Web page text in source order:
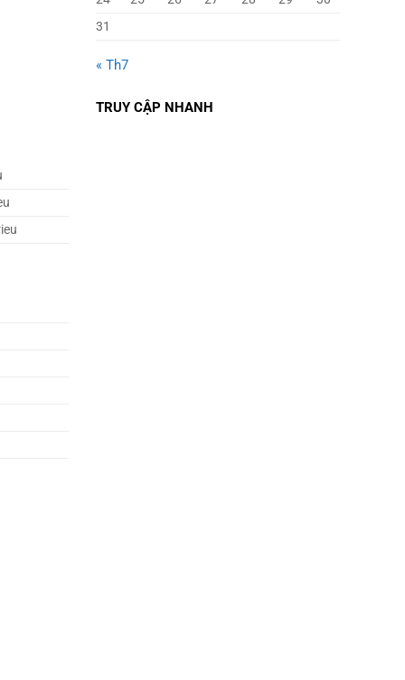
31
« Th7
TRUY CẬP NHANH